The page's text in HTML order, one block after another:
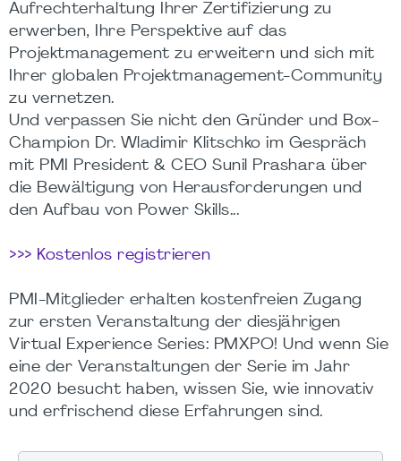
Aufrechterhaltung Ihrer Zertifizierung zu
erwerben, Ihre Perspektive auf das
Projektmanagement zu erweitern und sich mit
Ihrer globalen Projektmanagement-Community
zu vernetzen.
Und verpassen Sie nicht den Gründer und Box-
Champion Dr. Wladimir Klitschko im Gespräch
mit PMI President & CEO Sunil Prashara über
die Bewältigung von Herausforderungen und
den Aufbau von Power Skills...
>>> Kostenlos registrieren
PMI-Mitglieder erhalten kostenfreien Zugang
zur ersten Veranstaltung der diesjährigen
Virtual Experience Series: PMXPO! Und wenn Sie
eine der Veranstaltungen der Serie im Jahr
2020 besucht haben, wissen Sie, wie innovativ
und erfrischend diese Erfahrungen sind.